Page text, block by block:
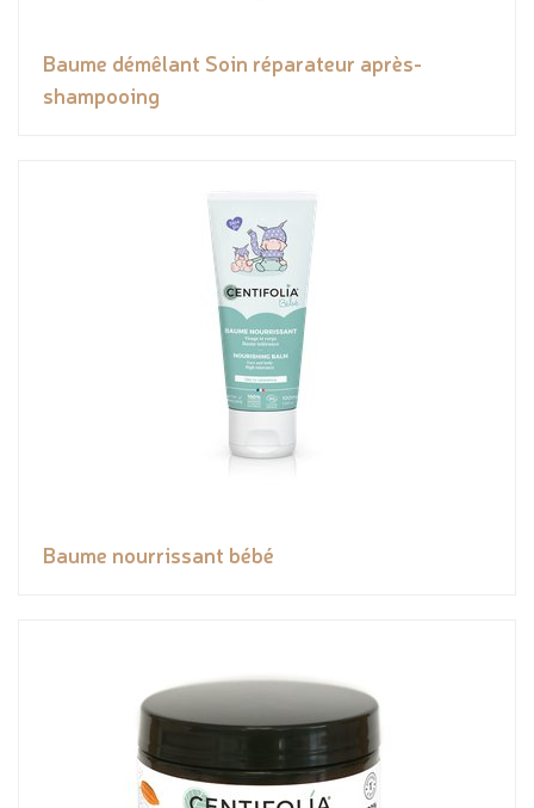
Baume démêlant Soin réparateur après-
shampooing
Baume nourrissant bébé